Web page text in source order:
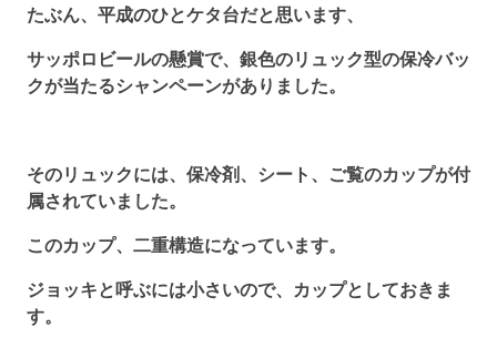
たぶん、平成のひとケタ台だと思います、
サッポロビールの懸賞で、銀色のリュック型の保冷バッ
クが当たるシャンペーンがありました。
そのリュックには、保冷剤、シート、ご覧のカップが付
属されていました。
このカップ、二重構造になっています。
ジョッキと呼ぶには小さいので、カップとしておきま
す。